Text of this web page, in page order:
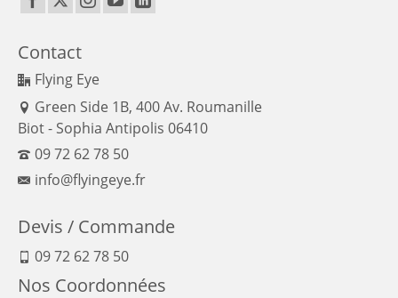
Contact
Flying Eye
Green Side 1B, 400 Av. Roumanille
Biot - Sophia Antipolis 06410
09 72 62 78 50
info@flyingeye.fr
Devis / Commande
09 72 62 78 50
Nos Coordonnées